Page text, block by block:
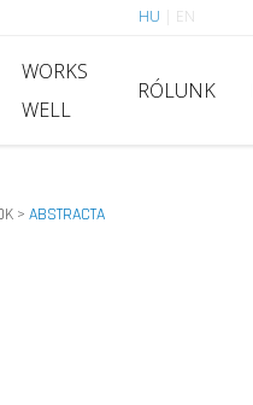
HU EN
WORKS
WELL
RÓLUNK
> ABSTRACTA